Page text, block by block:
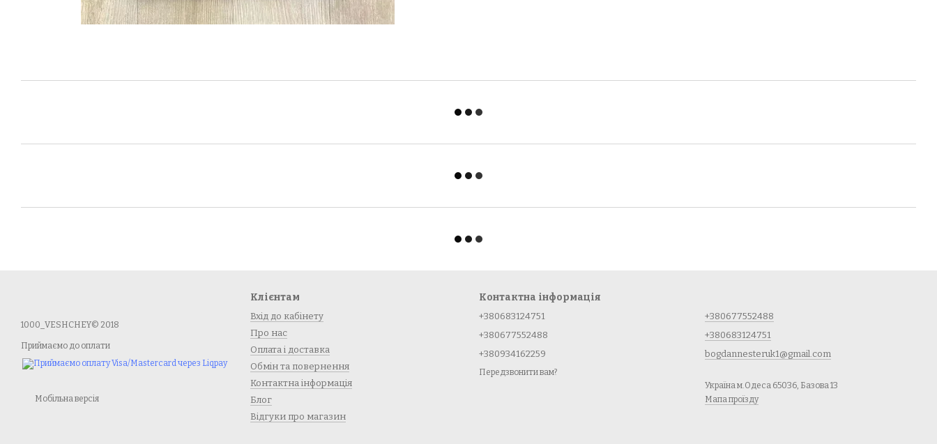
1000_VESHCHEY© 2018
Приймаємо до оплати
Мобільна версія
Клієнтам
Вхід до кабінету
Про нас
Оплата і доставка
Обмін та повернення
Контактна інформація
Блог
Відгуки про магазин
Контактна інформація
+380683124751
+380677552488
+380934162259
Передзвонити вам?
+380677552488
+380683124751
bogdannesteruk1@gmail.com
Україна м.Одеса 65036, Базова 13
Мапа проїзду